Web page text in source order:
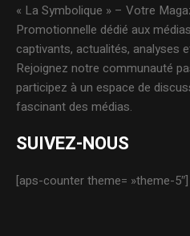
« La Symbolique » – Votre
Promotionnelle dédié aux
captivants, actualités, analyses
Rejoignez notre communauté
participez à un espace de
fascinant des médias.
SUIVEZ-NOUS
[aps-counter theme= »theme-5″]